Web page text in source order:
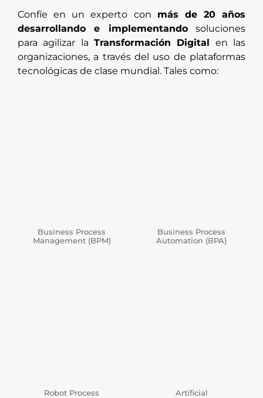
Confíe en un experto con más de 20 años
desarrollando e implementandosoluciones
para agilizar la Transformación Digital
en las
organizaciones, a través del uso de plataformas
tecnológicas de clase mundial. Tales como:
Business Process
Management (BPM)
Business Process
Automation (BPA)
Robot Process
Artificial